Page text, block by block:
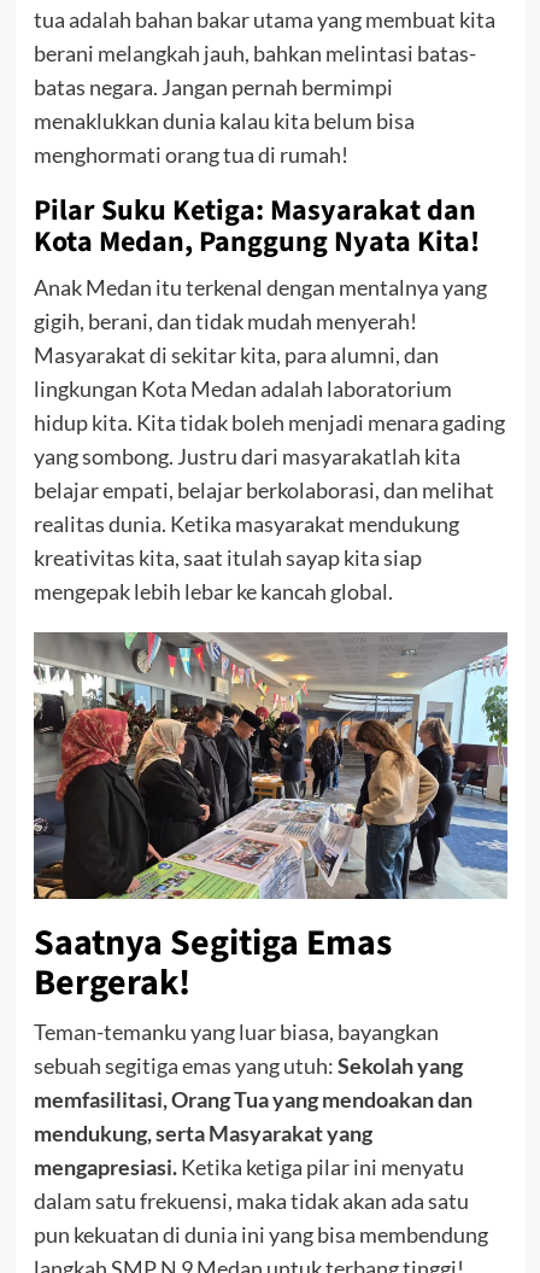
tua adalah bahan bakar utama yang membuat kita
berani melangkah jauh, bahkan melintasi batas-
batas negara. Jangan pernah bermimpi
menaklukkan dunia kalau kita belum bisa
menghormati orang tua di rumah!
Pilar Suku Ketiga: Masyarakat dan
Kota Medan, Panggung Nyata Kita!
Anak Medan itu terkenal dengan mentalnya yang
gigih, berani, dan tidak mudah menyerah!
Masyarakat di sekitar kita, para alumni, dan
lingkungan Kota Medan adalah laboratorium
hidup kita. Kita tidak boleh menjadi menara gading
yang sombong. Justru dari masyarakatlah kita
belajar empati, belajar berkolaborasi, dan melihat
realitas dunia. Ketika masyarakat mendukung
kreativitas kita, saat itulah sayap kita siap
mengepak lebih lebar ke kancah global.
Saatnya Segitiga Emas
Bergerak!
Teman-temanku yang luar biasa, bayangkan
sebuah segitiga emas yang utuh:Sekolah yang
memfasilitasi, Orang Tua yang mendoakan dan
mendukung, serta Masyarakat yang
mengapresiasi.Ketika ketiga pilar ini menyatu
dalam satu frekuensi, maka tidak akan ada satu
pun kekuatan di dunia ini yang bisa membendung